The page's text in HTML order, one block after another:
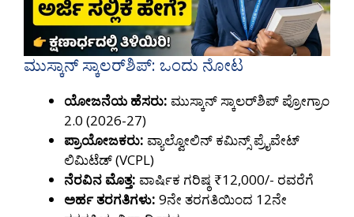
ಮುಸ್ಕಾನ್ ಸ್ಕಾಲರ್‌ಶಿಪ್: ಒಂದು ನೋಟ
ಯೋಜನೆಯ ಹೆಸರು: ಮುಸ್ಕಾನ್ ಸ್ಕಾಲರ್‌ಶಿಪ್ ಪ್ರೋಗ್ರಾಂ
2.0 (2026-27)
ಪ್ರಾಯೋಜಕರು: ವ್ಯಾಲ್ವೋಲಿನ್ ಕಮಿನ್ಸ್ ಪ್ರೈವೇಟ್
ಲಿಮಿಟೆಡ್ (VCPL)
ನೆರವಿನ ಮೊತ್ತ: ವಾರ್ಷಿಕ ಗರಿಷ್ಠ ₹12,000/- ರವರೆಗೆ
ಅರ್ಹ ತರಗತಿಗಳು: 9ನೇ ತರಗತಿಯಿಂದ 12ನೇ